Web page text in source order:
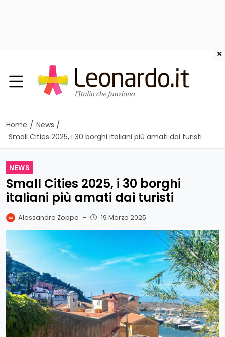
Home / News /
Small Cities 2025, i 30 borghi italiani più amati dai turisti
NEWS
Small Cities 2025, i 30 borghi
italiani più amati dai turisti
Alessandro Zoppo - 19 Marzo 2025
×